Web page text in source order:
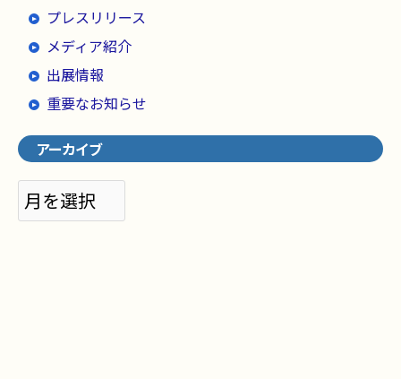
プレスリリース
メディア紹介
出展情報
重要なお知らせ
アーカイブ